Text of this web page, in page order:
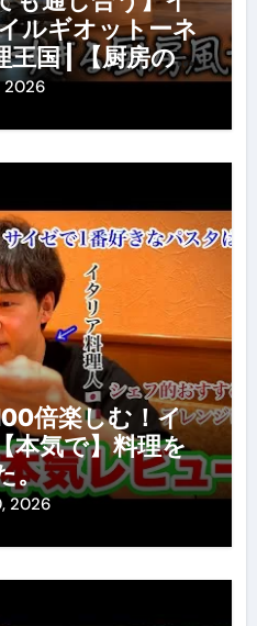
ルギオットーネ
王国 | 【厨房の世
】【営業風景】
2026
倍楽しむ！イ
本気で】料理を
。
2026